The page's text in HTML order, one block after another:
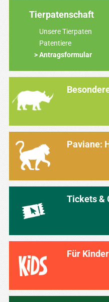
Tierpatenschaft
Unsere Tierpaten
Patentiere
Antragsformular
Paviane:
Tickets &
Für Kinder